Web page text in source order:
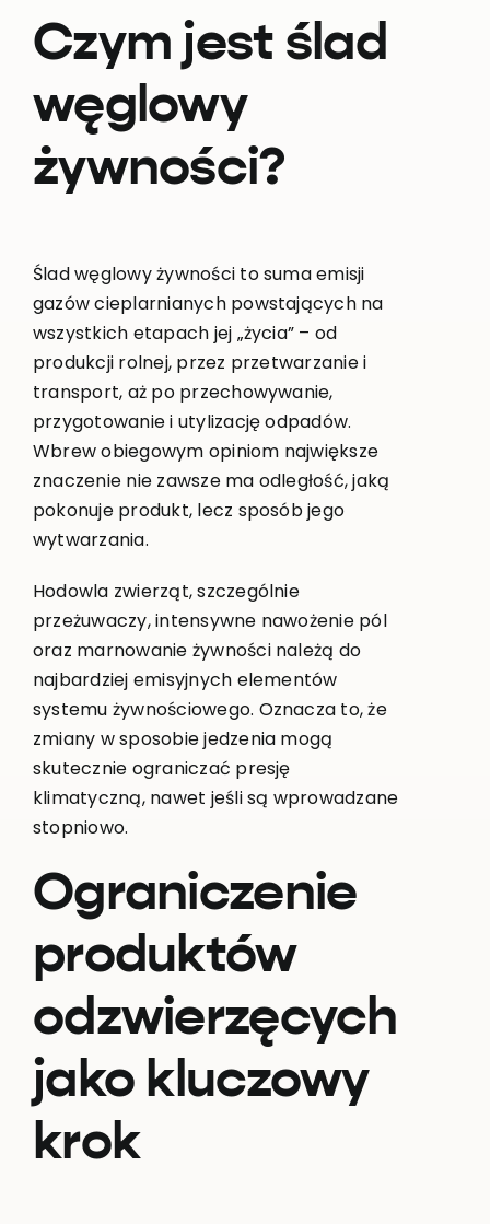
Czym jest ślad
węglowy
żywności?
Ślad węglowy żywności to suma emisji
gazów cieplarnianych powstających na
wszystkich etapach jej „życia” – od
produkcji rolnej, przez przetwarzanie i
transport, aż po przechowywanie,
przygotowanie i utylizację odpadów.
Wbrew obiegowym opiniom największe
znaczenie nie zawsze ma odległość, jaką
pokonuje produkt, lecz sposób jego
wytwarzania.
Hodowla zwierząt, szczególnie
przeżuwaczy, intensywne nawożenie pól
oraz marnowanie żywności należą do
najbardziej emisyjnych elementów
systemu żywnościowego. Oznacza to, że
zmiany w sposobie jedzenia mogą
skutecznie ograniczać presję
klimatyczną, nawet jeśli są wprowadzane
stopniowo.
Ograniczenie
produktów
odzwierzęcych
jako kluczowy
krok